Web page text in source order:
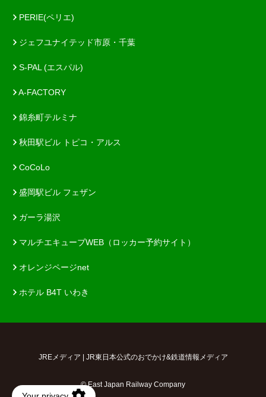
PERIE(ペリエ)
ジェフユナイテッド市原・千葉
S-PAL (エスパル)
A-FACTORY
錦糸町テルミナ
秋田駅ビル トピコ・アルス
CoCoLo
盛岡駅ビル フェザン
ガーラ湯沢
マルチエキューブWEB（ロッカー予約サイト）
オレンジページnet
ホテル B4T いわき
JREメディア | JR東日本公式のおでかけ&鉄道情報メディア
© East Japan Railway Company